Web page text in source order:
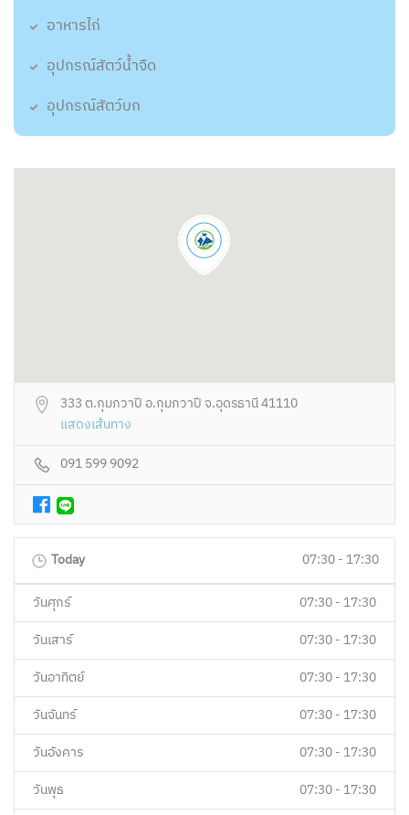
อาหารไก่
อุปกรณ์สัตว์น้ำจืด
อุปกรณ์สัตว์บก
333 ต.กุมภวาปี อ.กุมภวาปี จ.อุดรธานี 41110
แสดงเส้นทาง
091 599 9092
Today 07:30 - 17:30
วันศุกร์
07:30 - 17:30
วันเสาร์
07:30 - 17:30
วันอาทิตย์
07:30 - 17:30
วันจันทร์
07:30 - 17:30
วันอังคาร
07:30 - 17:30
วันพุธ
07:30 - 17:30